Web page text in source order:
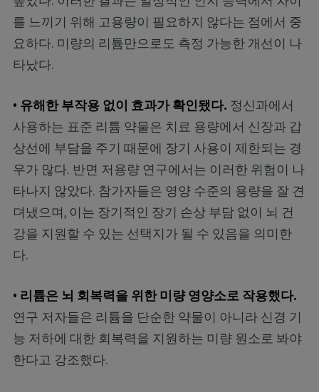
를 느끼기 위해 고용량이 필요하지 않다는 점에서 중
요하다. 미량의 리튬만으로도 측정 가능한 개선이 나
타났다.
• 유해한 부작용 없이 효과가 확인됐다. 정신과에서
사용하는 표준 리튬 약물은 치료 용량에서 신장과 갑
상선에 부담을 주기 때문에 장기 사용이 제한되는 경
우가 많다. 반면 저용량 연구에서는 이러한 위험이 나
타나지 않았다. 참가자들은 영양 수준의 용량을 잘 견
뎌냈으며, 이는 장기적인 장기 손상 부담 없이 뇌 건
강을 지원할 수 있는 선택지가 될 수 있음을 의미한
다.
• 리튬은 뇌 회복력을 위한 미량 영양소로 작용했다.
연구 저자들은 리튬을 단순한 약물이 아니라 신경 기
능 저하에 대한 회복력을 지원하는 미량 원소로 봐야
한다고 강조했다.